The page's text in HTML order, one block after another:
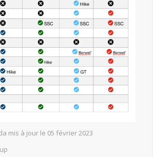
mis à jour le 05 février 2023